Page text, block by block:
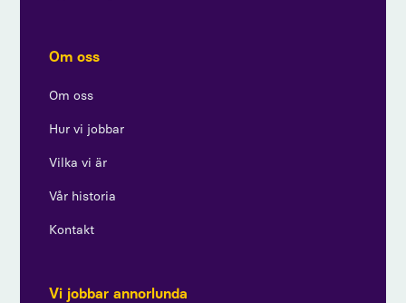
Om oss
Om oss
Hur vi jobbar
Vilka vi är
Vår historia
Kontakt
Vi jobbar annorlunda